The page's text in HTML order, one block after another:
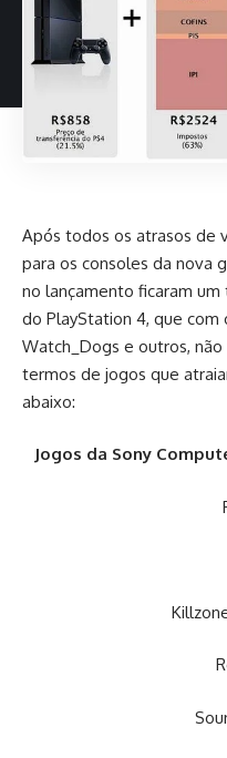
Após todos os atrasos de
para os consoles da nova
no lançamento ficaram
do PlayStation 4, que com
Watch_Dogs e outros,
termos de jogos que
abaixo:
Jogos da Sony